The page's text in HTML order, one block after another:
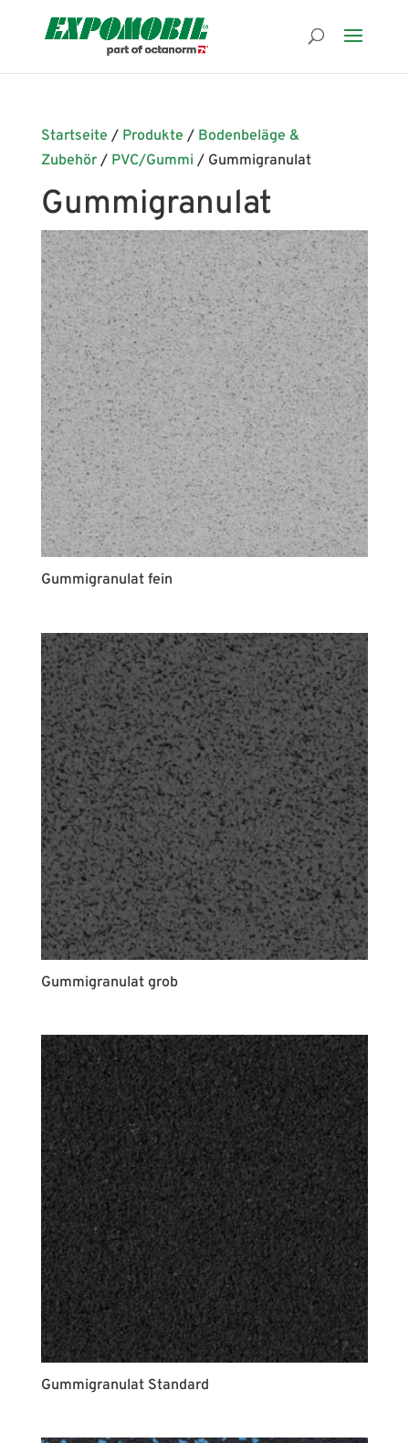
Startseite / Produkte / Bodenbeläge &
Zubehör/ PVC/Gummi / Gummigranulat
Gummigranulat
Gummigranulat fein
Gummigranulat grob
Gummigranulat Standard